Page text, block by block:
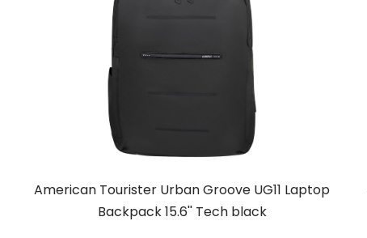
American Tourister Urban Groove UG11 Laptop
Backpack 15.6'' Tech black